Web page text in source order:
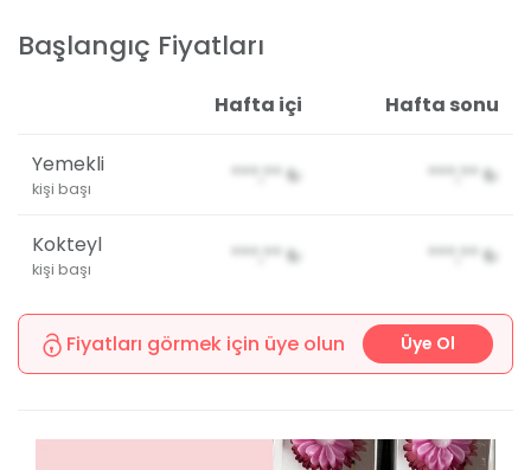
Başlangıç Fiyatları
Hafta içi Hafta sonu
Yemekli
kişi başı
***,** ₺ ***,** ₺
Kokteyl
kişi başı
***,** ₺ ***,** ₺
Fiyatları görmek için üye olun Üye Ol